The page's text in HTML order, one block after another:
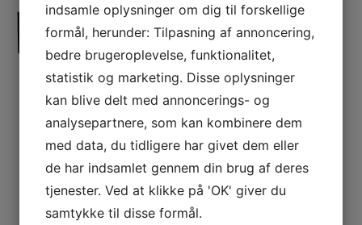
Fordele ved en
oliesmurt
skruekompressor
Skrevet den9. januar 2025
Hvorfor vælge en oliesmurt
skruekompressor? I industrielle
operationer er effektivitet og
pålidelighed altafgørende. Hvert
stykke udstyr spiller en
afgørende rolle for at sikre en
indsamle oplysninger om dig til forskellige
formål, herunder: Tilpasning af annoncering,
bedre brugeroplevelse, funktionalitet,
statistik og marketing. Disse oplysninger
kan blive delt med annoncerings- og
analysepartnere, som kan kombinere dem
med data, du tidligere har givet dem eller
de har indsamlet gennem din brug af deres
tjenester. Ved at klikke på 'OK' giver du
samtykke til disse formål.